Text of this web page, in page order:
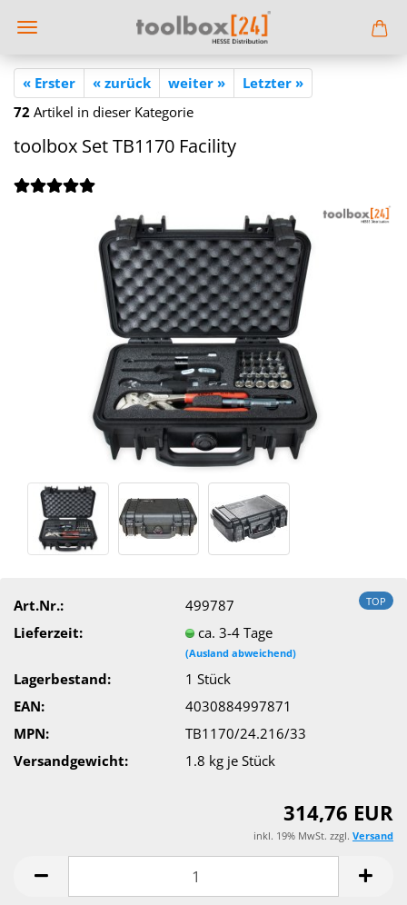
« Erster « zurück weiter »
Letzter »
72 Artikel in dieser Kategorie
tool­box Set TB1170 Fa­ci­li­ty
TOP
Art.Nr.:
499787
Lieferzeit:
ca. 3-4 Tage
(Ausland abweichend)
Lagerbestand: 1Stück
EAN:
4030884997871
MPN:
TB1170/24.216/33
Versandgewicht:
1.8 kg je Stück
314,76 EUR
inkl. 19% MwSt. zzgl. Versand